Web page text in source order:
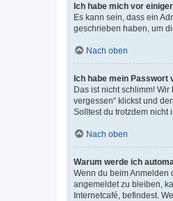
Ich habe mich vor
Es kann sein, dass ein
geschrieben haben, um
Nach oben
Ich habe mein Passwort
Das ist nicht schlimm!
vergessen“ klickst und
Solltest du trotzdem nicht
Nach oben
Warum werde ich
Wenn du beim Anmelden
angemeldet zu bleiben,
Internetcafé, befindest.